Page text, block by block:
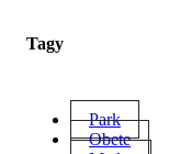
Tagy
Park
Obete